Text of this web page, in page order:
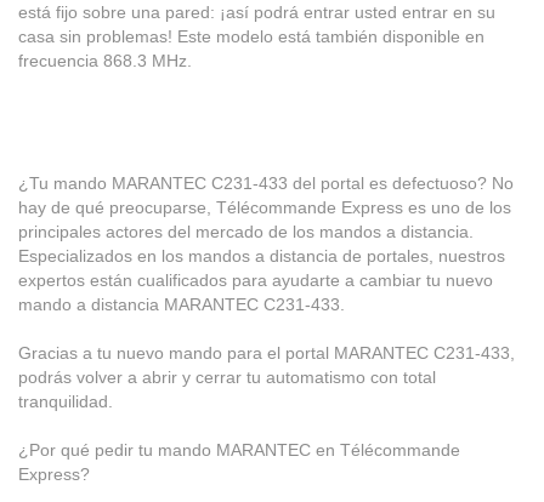
está fijo sobre una pared: ¡así podrá entrar usted entrar en su
casa sin problemas! Este modelo está también disponible en
frecuencia 868.3 MHz.
¿Tu mando MARANTEC C231-433 del portal es defectuoso? No
hay de qué preocuparse, Télécommande Express es uno de los
principales actores del mercado de los mandos a distancia.
Especializados en los mandos a distancia de portales, nuestros
expertos están cualificados para ayudarte a cambiar tu nuevo
mando a distancia MARANTEC C231-433.
Gracias a tu nuevo mando para el portal MARANTEC C231-433,
podrás volver a abrir y cerrar tu automatismo con total
tranquilidad.
¿Por qué pedir tu mando MARANTEC en Télécommande
Express?